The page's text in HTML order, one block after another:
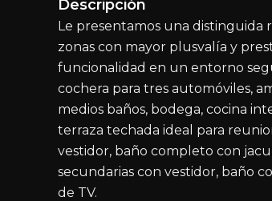
Descripción
Le presentamos una distinguida
zonas con mayor plusvalía y
funcionalidad en un entorno
cochera para tres automóviles,
medios baños, bodega, cocina
terraza techada ideal para
vestidor, baño completo con
secundarias con vestidor, baño
de TV.